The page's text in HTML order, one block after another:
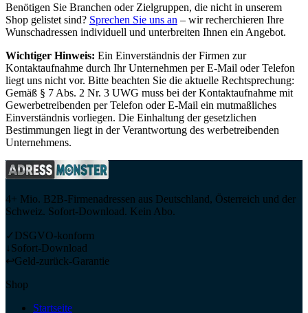
Benötigen Sie Branchen oder Zielgruppen, die nicht in unserem
Shop gelistet sind? Sprechen Sie uns an – wir recherchieren Ihre
Wunschadressen individuell und unterbreiten Ihnen ein Angebot.
Wichtiger Hinweis: Ein Einverständnis der Firmen zur
Kontaktaufnahme durch Ihr Unternehmen per E-Mail oder Telefon
liegt uns nicht vor. Bitte beachten Sie die aktuelle Rechtsprechung:
Gemäß § 7 Abs. 2 Nr. 3 UWG muss bei der Kontaktaufnahme mit
Gewerbetreibenden per Telefon oder E-Mail ein mutmaßliches
Einverständnis vorliegen. Die Einhaltung der gesetzlichen
Bestimmungen liegt in der Verantwortung des werbetreibenden
Unternehmens.
4+ Mio. B2B-Firmenadressen aus Deutschland, Österreich und der
Schweiz. Sofort-Download. Kein Abo.
✓ DSGVO-konform
↓Sofort-Download
↩Geld-zurück-Garantie
Shop
Startseite